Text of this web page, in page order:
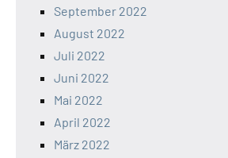
September 2022
August 2022
Juli 2022
Juni 2022
Mai 2022
April 2022
März 2022